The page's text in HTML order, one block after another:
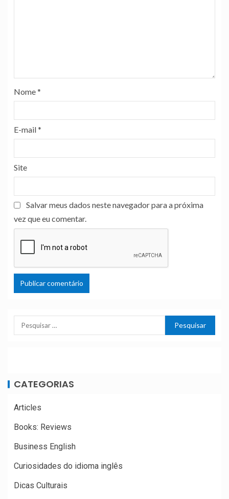
Nome*
E-mail*
Site
Salvar meus dados neste navegador para a próxima
vez que eu comentar.
CATEGORIAS
Articles
Books: Reviews
Business English
Curiosidades do idioma inglês
Dicas Culturais